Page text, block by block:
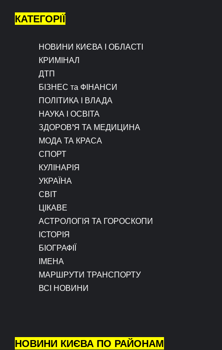
КАТЕГОРІЇ
НОВИНИ КИЄВА І ОБЛАСТІ
КРИМІНАЛ
ДТП
БІЗНЕС та ФІНАНСИ
ПОЛІТИКА І ВЛАДА
НАУКА І ОСВІТА
ЗДОРОВ’Я ТА МЕДИЦИНА
МОДА ТА КРАСА
СПОРТ
КУЛІНАРІЯ
УКРАЇНА
СВІТ
ЦІКАВЕ
АСТРОЛОГІЯ ТА ГОРОСКОПИ
ІСТОРІЯ
БІОГРАФІЇ
ІМЕНА
МАРШРУТИ ТРАНСПОРТУ
ВСІ НОВИНИ
НОВИНИ КИЄВА ПО РАЙОНАМ